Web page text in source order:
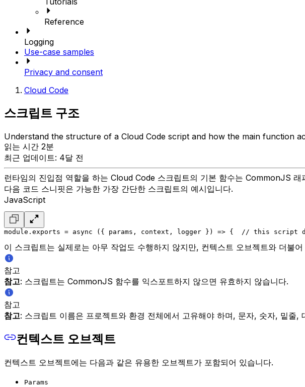
Reference
Logging
Use-case samples
Privacy and consent
Cloud Code
스크립트 구조
Understand the structure of a Cloud Code script and how the main function
읽는 시간 2분
최근 업데이트: 4달 전
런타임의 진입점 역할을 하는 Cloud Code 스크립트의 기본 함수는 CommonJS 래
다음 코드 스니핏은 가능한 가장 간단한 스크립트의 예시입니다.
JavaScript
module.exports = async ({ params, context, logger }) => {
// this script
이 스크립트는 실제로는 아무 작업도 수행하지 않지만, 컨텍스트 오브젝트와 더불
참고
참고: 스크립트는 CommonJS 함수를 익스포트하지 않으면 유효하지 않습니다.
참고
참고: 스크립트 이름은 프로젝트와 환경 전체에서 고유해야 하며, 문자, 숫자, 밑줄,
컨텍스트 오브젝트
컨텍스트 오브젝트에는 다음과 같은 유용한 오브젝트가 포함되어 있습니다.
Params